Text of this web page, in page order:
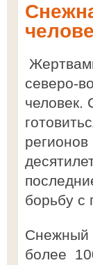
северо-
человек.
борьбу с
более